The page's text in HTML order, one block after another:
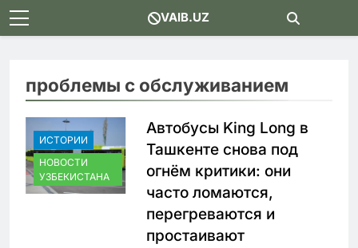
Skip
to
VAIB.UZ
проблемы с обслуживанием
ИСТОРИИ
НОВОСТИ
УЗБЕКИСТАНА
Автобусы King Long в
Ташкенте снова под
огнём критики: они
часто ломаются,
перегреваются и
простаивают